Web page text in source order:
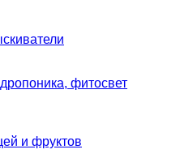
фитосвет
и фруктов